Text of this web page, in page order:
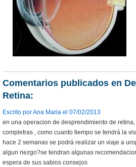
Comentarios publicados en
Retina:
Escrito por Ana Maria el 07/02/2013
en una operacion de desprendimiento de
completras , como cuanto tiempo se tendrá la
hace 2 semanas se podrá realizar un viaje a
algun riezgo?se tendran algunas
espera de sus sabios consejos